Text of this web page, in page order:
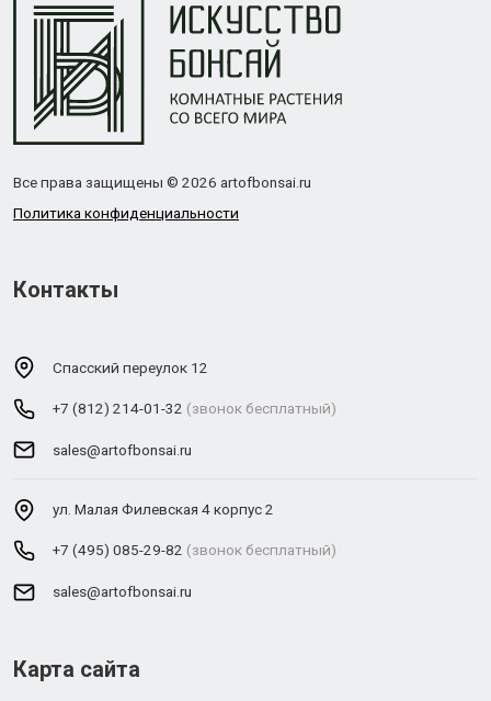
Все права защищены © 2026 artofbonsai.ru
Политика конфиденциальности
Контакты
Спасский переулок 12
+7 (812) 214-01-32 (звонок бесплатный)
sales@artofbonsai.ru
ул. Малая Филевская 4 корпус 2
+7 (495) 085-29-82 (звонок бесплатный)
sales@artofbonsai.ru
Карта сайта